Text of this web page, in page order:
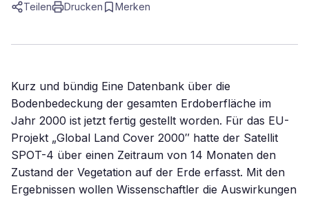
Teilen Drucken Merken
Kurz und bündig Eine Datenbank über die
Bodenbedeckung der gesamten Erdoberfläche im
Jahr 2000 ist jetzt fertig gestellt worden. Für das EU-
Projekt „Global Land Cover 2000″ hatte der Satellit
SPOT-4 über einen Zeitraum von 14 Monaten den
Zustand der Vegetation auf der Erde erfasst. Mit den
Ergebnissen wollen Wissenschaftler die Auswirkungen